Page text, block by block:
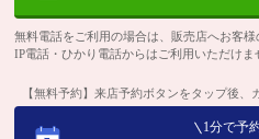
無料電話をご利用の場合は、販売店へお客様
IP電話・ひかり電話からはご利用いただけま
【無料予約】来店予約ボタンをタップ後
1分で予